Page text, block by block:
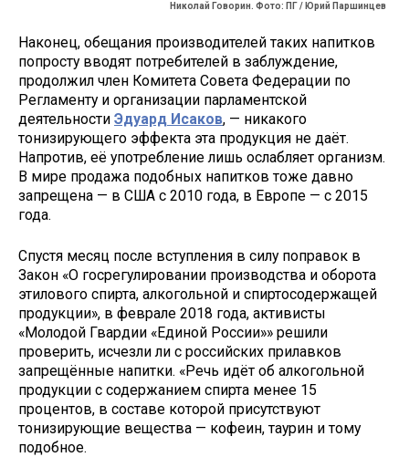
Николай Говорин. Фото: ПГ / Юрий Паршинцев
Наконец, обещания производителей таких напитков
попросту вводят потребителей в заблуждение,
продолжил член Комитета Совета Федерации по
Регламенту и организации парламентской
деятельности Эдуард Исаков, — никакого
тонизирующего эффекта эта продукция не даёт.
Напротив, её употребление лишь ослабляет организм.
В мире продажа подобных напитков тоже давно
запрещена — в США с 2010 года, в Европе — с 2015
года.
Спустя месяц после вступления в силу поправок в
Закон «О госрегулировании производства и оборота
этилового спирта, алкогольной и спиртосодержащей
продукции», в феврале 2018 года, активисты
«Молодой Гвардии «Единой России»» решили
проверить, исчезли ли с российских прилавков
запрещённые напитки. «Речь идёт об алкогольной
продукции с содержанием спирта менее 15
процентов, в составе которой присутствуют
тонизирующие вещества — кофеин, таурин и тому
подобное.